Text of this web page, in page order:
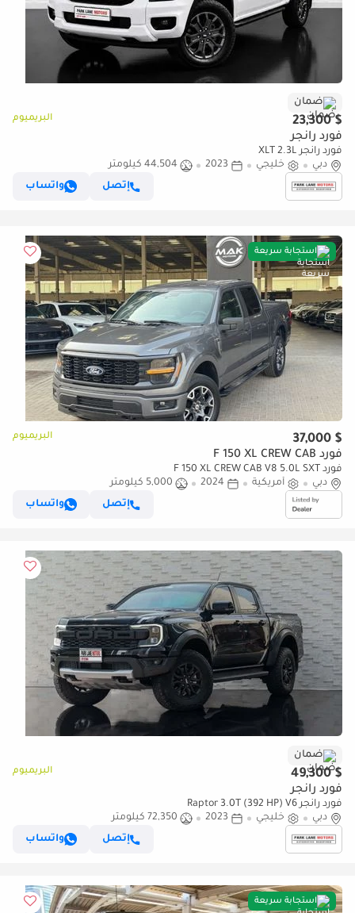
ضمان
$ 23,300 البريميوم
فورد رانجر
فورد رانجر XLT 2.3L
دبي
خليجي 2023
44,504 كيلومتر
إتصل
واتساب
استجابة سريعة
$ 37,000 البريميوم
فورد F 150 XL CREW CAB
فورد F 150 XL CREW CAB V8 5.0L SXT
دبي
أمريكية 2024
5,000 كيلومتر
إتصل
واتساب
ضمان
$ 49,300 البريميوم
فورد رانجر
فورد رانجر Raptor 3.0T (392 HP) V6
دبي
خليجي 2023
72,350 كيلومتر
إتصل
واتساب
استجابة سريعة